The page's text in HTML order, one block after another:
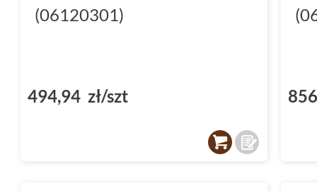
(06120301)
494,94 zł/szt